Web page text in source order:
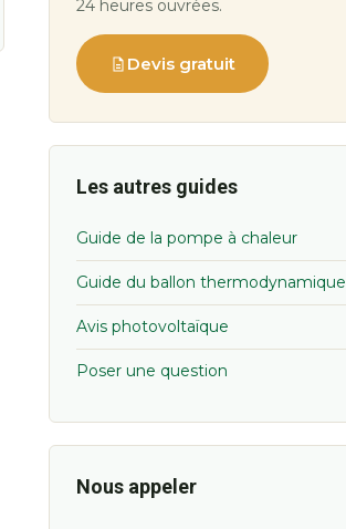
24 heures ouvrées.
Devis gratuit
Les autres guides
Guide de la pompe à chaleur
Guide du ballon thermodynamique
Avis photovoltaïque
Poser une question
Nous appeler